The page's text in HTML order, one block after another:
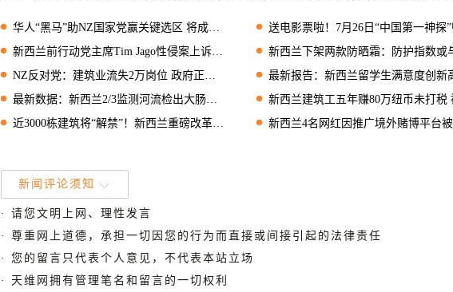
华人“黑马”助NZ国家党赢关键选区 将成国会议员
送电影票啦！7月26日“中国第一神探”归来，超大屏幕IMAX实力诠释狄仁杰
新西兰前行动党主席Tim Jago性侵案上诉失败
新西兰下架两款防晒霜：防护指数或与标签不
NZ反对党：建筑业流失2万岗位 政府正将经济推向衰退
最新报告：新西兰留学生满意度创新高，入学人数持续
最新数据：新西兰2/3监测河流检出大肠杆菌
新西兰建筑工五年赚80万纽币未打税 被查后光速“润
近3000栋建筑将“解禁”！新西兰重磅改革地震易损建筑制度
新西兰4名网红因推广境外赌博平台
新闻评论须知
· 请您文明上网、理性发言
· 尊重网上道德，承担一切因您的行为而直接或间接引起的法律责任
· 您的留言只代表个人意见，不代表本站立场
· 天维网拥有管理笔名和留言的一切权利